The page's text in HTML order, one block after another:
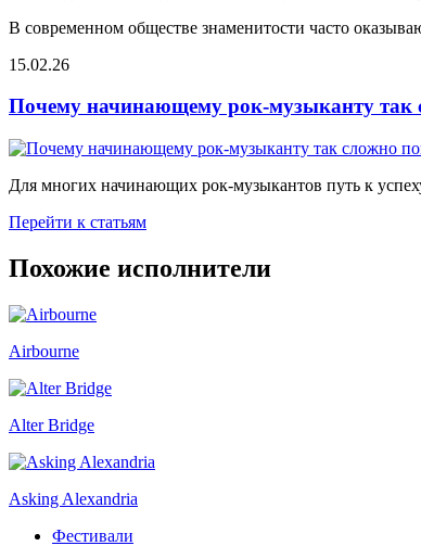
В современном обществе знаменитости часто
15.02.26
Почему начинающему рок-музыканту так
Для многих начинающих рок-музыкантов путь к
Перейти к статьям
Похожие исполнители
Airbourne
Alter Bridge
Asking Alexandria
Фестивали